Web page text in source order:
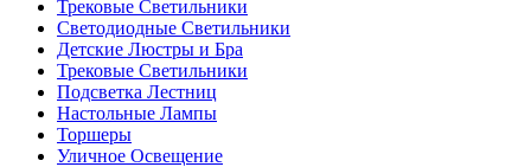
Трековые Светильники
Светодиодные Светильники
Детские Люстры и Бра
Трековые Светильники
Подсветка Лестниц
Настольные Лампы
Торшеры
Уличное Освещение